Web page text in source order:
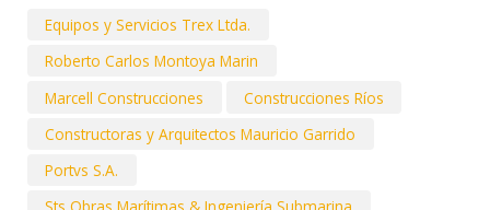
Equipos y Servicios Trex Ltda.
Roberto Carlos Montoya Marin
Marcell Construcciones
Construcciones Ríos
Constructoras y Arquitectos Mauricio Garrido
Portvs S.A.